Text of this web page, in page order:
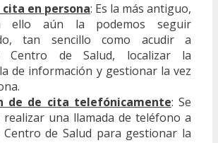
cita en persona: Es la más antiguo,
ello aún la podemos seguir
tan sencillo como acudir a
Centro de Salud, localizar la
de información y gestionar la vez
de de cita telefónicamente: Se
una llamada de teléfono a
de Salud para gestionar la